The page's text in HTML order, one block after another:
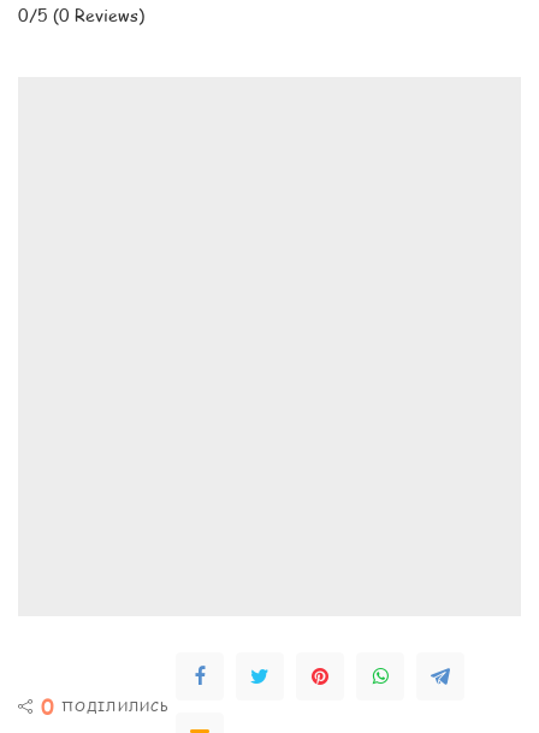
0/5 (0 Reviews)
0 ПОДІЛИЛИСЬ